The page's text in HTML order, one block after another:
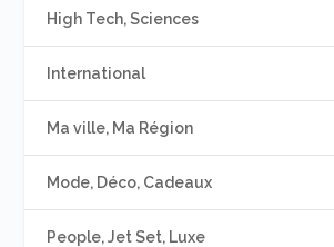
High Tech, Sciences
International
Ma ville, Ma Région
Mode, Déco, Cadeaux
People, Jet Set, Luxe